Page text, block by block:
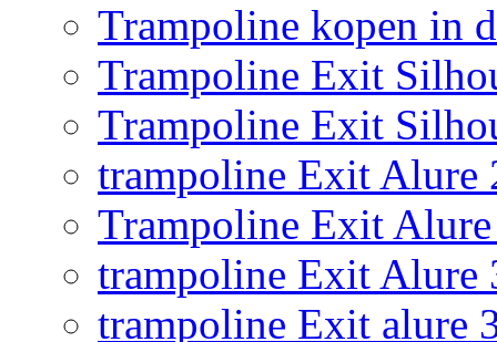
Trampoline kopen in
Trampoline Exit
Trampoline Exit
trampoline Exit Alure
Trampoline Exit
trampoline Exit Alure
trampoline Exit alure